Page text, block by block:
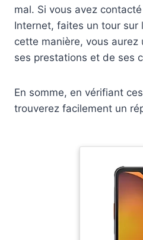
mal. Si vous avez
Internet, faites un tour sur
cette manière, vous aurez
ses prestations et de ses
En somme, en vérifiant
trouverez facilement un